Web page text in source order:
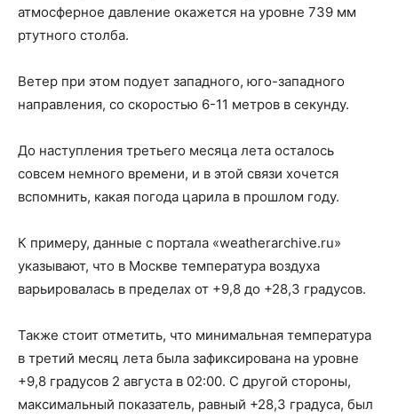
атмосферное давление окажется на уровне 739 мм
ртутного столба.
Ветер при этом подует западного, юго-западного
направления, со скоростью 6-11 метров в секунду.
До наступления третьего месяца лета осталось
совсем немного времени, и в этой связи хочется
вспомнить, какая погода царила в прошлом году.
К примеру, данные с портала «weatherarchive.ru»
указывают, что в Москве температура воздуха
варьировалась в пределах от +9,8 до +28,3 градусов.
Также стоит отметить, что минимальная температура
в третий месяц лета была зафиксирована на уровне
+9,8 градусов 2 августа в 02:00. С другой стороны,
максимальный показатель, равный +28,3 градуса, был